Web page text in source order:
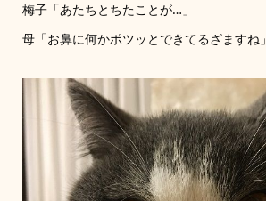
梅子「あたちとちたことが…」
母「お鼻に何かポツッとできてるざますね」